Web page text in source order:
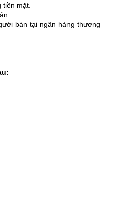
mặt.
bán tại ngân hàng thương